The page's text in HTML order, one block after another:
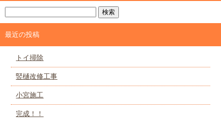
最近の投稿
トイ掃除
竪樋改修工事
小宮施工
完成！！